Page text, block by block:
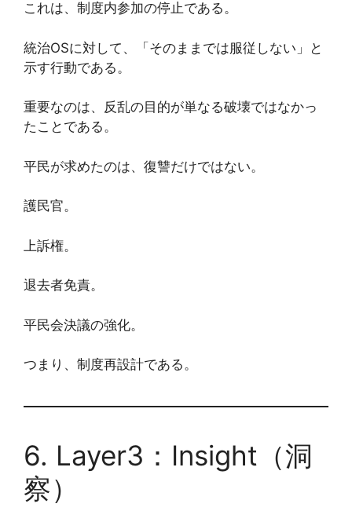
これは、制度内参加の停止である。
統治OSに対して、「そのままでは服従しない」と
示す行動である。
重要なのは、反乱の目的が単なる破壊ではなかっ
たことである。
平民が求めたのは、復讐だけではない。
護民官。
上訴権。
退去者免責。
平民会決議の強化。
つまり、制度再設計である。
6. Layer3：Insight（洞
察）